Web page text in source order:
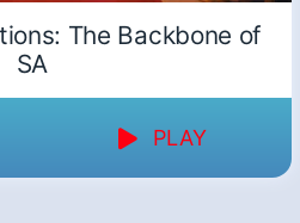
The Backbone of
SA
PLAY